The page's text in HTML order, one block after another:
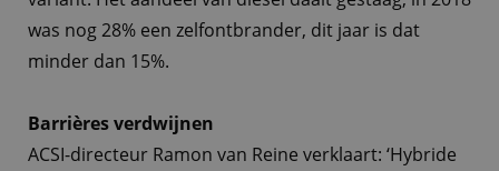
was nog 28% een zelfontbrander, dit jaar is dat
minder dan 15%.
Barrières verdwijnen
ACSI-directeur Ramon van Reine verklaart: ‘Hybride